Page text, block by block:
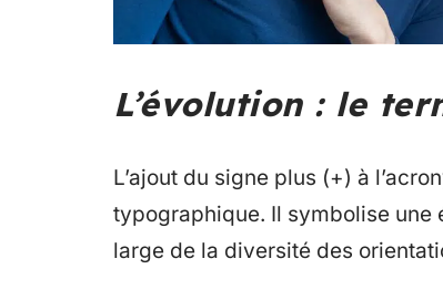
L’évolution : le
L’ajout du signe plus (+) à
typographique. Il symbolise une
large de la diversité des